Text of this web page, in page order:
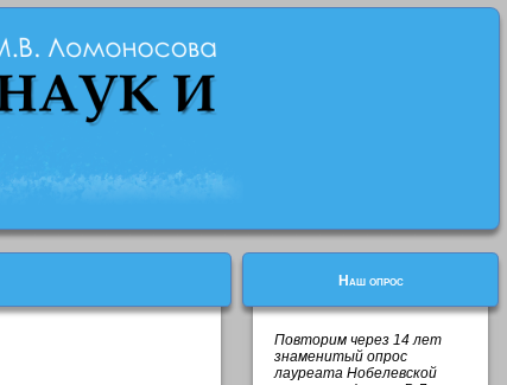
Наш опрос
Повторим через 14 лет
знаменитый опрос
лауреата Нобелевской